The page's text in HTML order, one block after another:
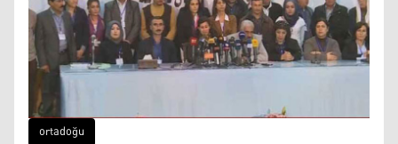
ortadoğu